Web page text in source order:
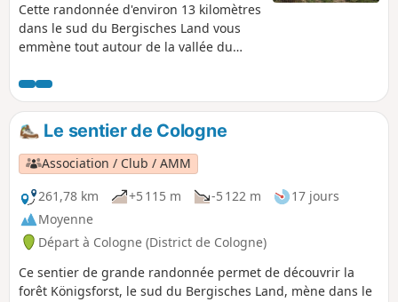
Cette randonnée d'environ 13 kilomètres
dans le sud du Bergisches Land vous
emmène tout autour de la vallée du
randonnée de Marienfelde, vous
marchez en direction de Bruchhausen
et Niederbreidenbach à travers de doux
paysages champêtres et le long d'arbres
fruitiers. Les collines qui entourent la
vallée offrent de belles vues et tu
trouveras ici et là de super spots pour
faire une pause pique-nique. Si tu
préfères t'arrêter en chemin, tu peux
t'arrêter au restaurant Stommel à
Müllerhof et au café Alte Schule près de
Niederbonrath. Là, le chemin fait un
Le sentier de Cologne
Association / Club / AMM
261,78 km
+5 115 m -5 122 m
17 jours
Moyenne
Départ à Cologne (District de Cologne)
Ce sentier de grande randonnée permet de découvrir la
forêt Königsforst, le sud du Bergisches Land, mène dans le